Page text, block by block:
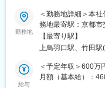
実。組立加工品の
め、「CAMPUS」
事業へ展開させ、
ットフォマーへと
【主な営業活動】
・組立加工メーカ
■業務内容：
航空関連の機械設
止用金型の設計をお
◎3D CADによる機
◎製品の仕様検討か
勤務地
＜勤務地詳細＞本
務地最寄駅：京都
面禁煙
【最寄り駅】
上鳥羽口駅、竹田
給与
＜予定年収＞600万
月額（基本給）：